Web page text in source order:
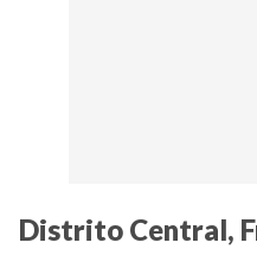
Distrito Central,